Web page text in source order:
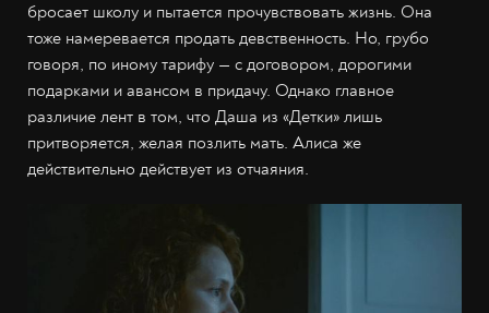
бросает школу и пытается прочувствовать жизнь. Она
тоже намеревается продать девственность. Но, грубо
говоря, по иному тарифу — с договором, дорогими
подарками и авансом в придачу. Однако главное
различие лент в том, что Даша из «Детки» лишь
притворяется, желая позлить мать. Алиса же
действительно действует из отчаяния.